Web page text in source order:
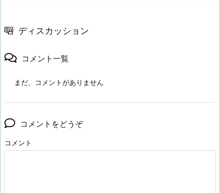
ディスカッション
コメント一覧
まだ、コメントがありません
コメントをどうぞ
コメント